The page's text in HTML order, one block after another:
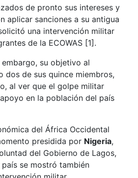
de pronto sus intereses y
aplicar sanciones a su antigua
una intervención militar
de la ECOWAS [1].
su objetivo al
dos de sus quince miembros,
al ver que el golpe militar
en la población del país
del África Occidental
presidida por Nigeria,
del Gobierno de Lagos,
se mostró también